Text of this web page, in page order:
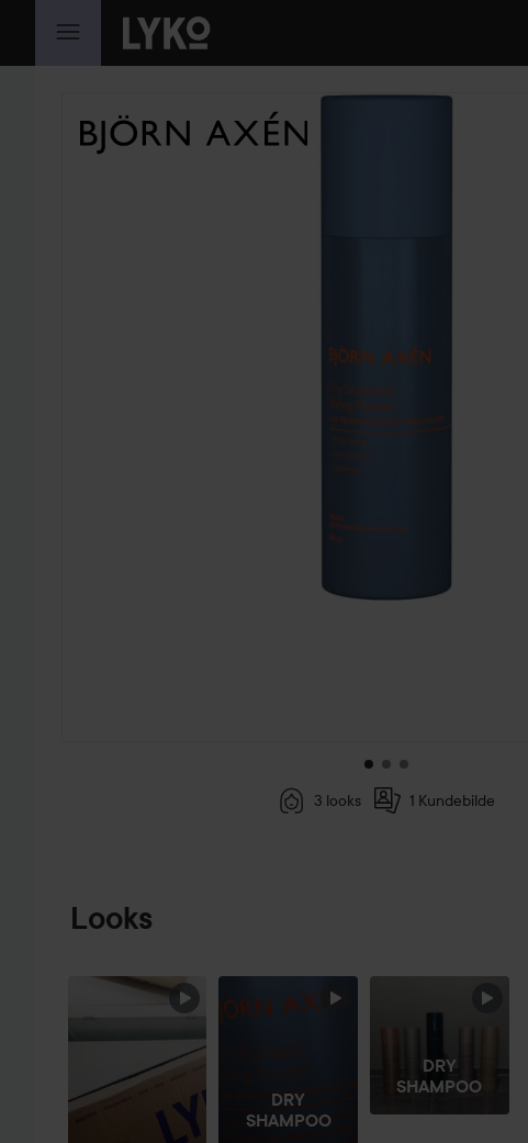
GÅ TIL INNHOLD
HOPP OVER SEKSJON
3 looks 1 Kundebilde
Looks
HOPP OVER SEKSJON
DRY
SHAMPOO
DRY
SHAMPOO